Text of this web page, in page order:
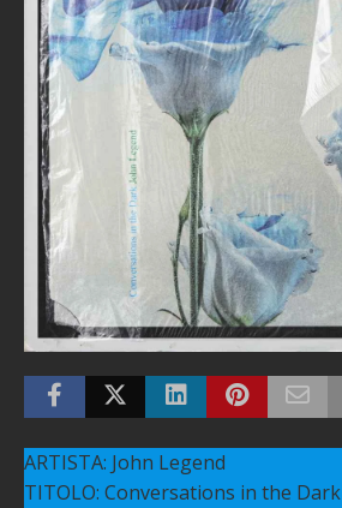
ARTISTA: John Legend
TITOLO: Conversations in the Dark